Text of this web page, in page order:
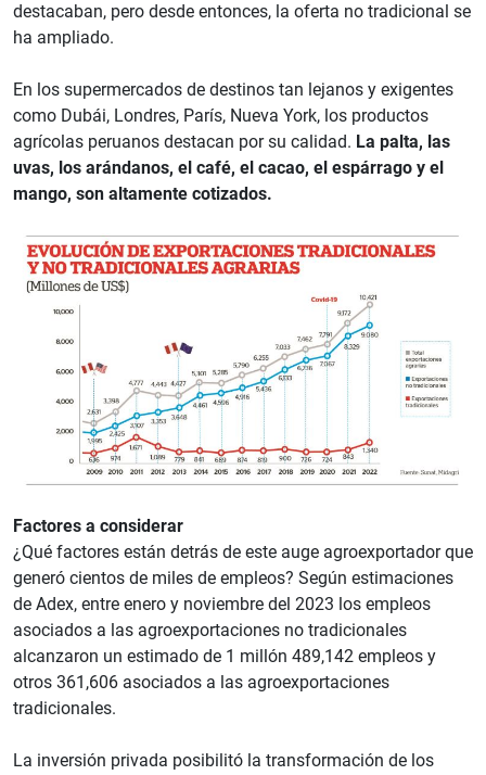
destacaban, pero desde entonces, la oferta no tradicional se
ha ampliado.
En los supermercados de destinos tan lejanos y exigentes
como Dubái, Londres, París, Nueva York, los productos
agrícolas peruanos destacan por su calidad. La palta, las
uvas, los arándanos, el café, el cacao, el espárrago y el
mango, son altamente cotizados.
Factores a considerar
¿Qué factores están detrás de este auge agroexportador que
generó cientos de miles de empleos? Según estimaciones
de Adex, entre enero y noviembre del 2023 los empleos
asociados a las agroexportaciones no tradicionales
alcanzaron un estimado de 1 millón 489,142 empleos y
otros 361,606 asociados a las agroexportaciones
tradicionales.
La inversión privada posibilitó la transformación de los